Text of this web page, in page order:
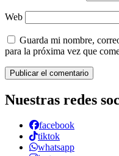
Web
Guarda mi nombre,
para la próxima vez que
Nuestras redes
facebook
tiktok
whatsapp